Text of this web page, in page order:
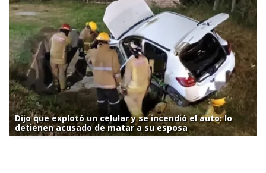
Dijo que explotó un celular y se incendió el auto: lo
detienen acusado de matar a su esposa